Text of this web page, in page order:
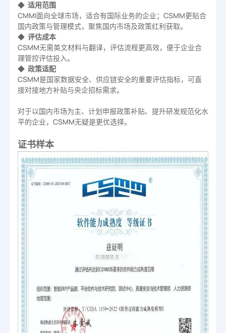
◆ 适用范围
CMMI面向全球市场，适合有国际业务的企业；CSMM更贴合
国内政策与管理模式，聚焦国内市场及政策红利获取。
◆ 评估成本
CSMM无需英文材料与翻译，评估流程更高效，便于企业合
理管控评估投入。
◆ 政策适配
CSMM是国家数据安全、供应链安全的重要评估指标，可直
接对接地方补贴与央企招标需求。
对于以国内市场为主、计划申报政策补贴、提升研发规范化水
平的企业，CSMM无疑是更优选择。
证书样本